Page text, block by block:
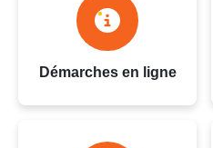
Démarches en ligne